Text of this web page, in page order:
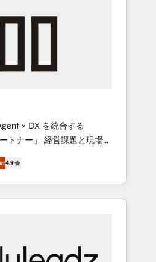
your team, migrate your
Zero downtime, full
Configure
revenue process. Sales,
wired together. ➤ AI
Breeze AI, custom
remove manual work. ➤
Monthly tune-ups,
for the work.
× DX を統合する
営課題と現場業
ブ・エージェンシーとし
実装力で顧客フロント業務
基盤に、AIエージェントを
部門が分立する組織で、デ
4.9